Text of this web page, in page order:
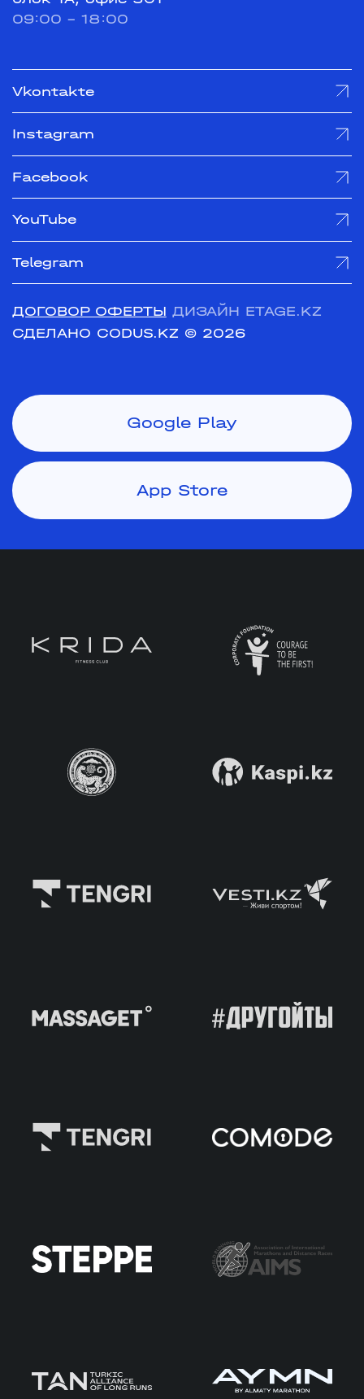
09:00 - 18:00
Vkontakte
Instagram
Facebook
YouTube
Telegram
ДОГОВОР ОФЕРТЫ ДИЗАЙН ETAGE.KZ
СДЕЛАНО CODUS.KZ © 2026
Google Play
App Store